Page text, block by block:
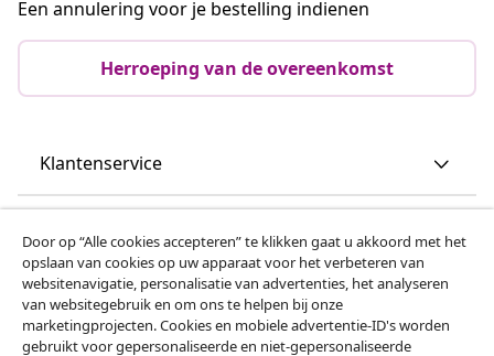
Een annulering voor je bestelling indienen
Herroeping van de overeenkomst
Klantenservice
vidaXL
Door op “Alle cookies accepteren” te klikken gaat u akkoord met het
opslaan van cookies op uw apparaat voor het verbeteren van
websitenavigatie, personalisatie van advertenties, het analyseren
van websitegebruik en om ons te helpen bij onze
marketingprojecten. Cookies en mobiele advertentie-ID's worden
gebruikt voor gepersonaliseerde en niet-gepersonaliseerde